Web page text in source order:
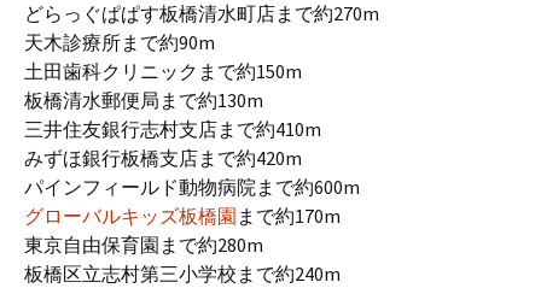
どらっぐぱぱす板橋清水町店まで約270m
天木診療所まで約90m
土田歯科クリニックまで約150m
板橋清水郵便局まで約130m
三井住友銀行志村支店まで約410m
みずほ銀行板橋支店まで約420m
パインフィールド動物病院まで約600m
グローバルキッズ板橋園 まで約170m
東京自由保育園まで約280m
板橋区立志村第三小学校まで約240m